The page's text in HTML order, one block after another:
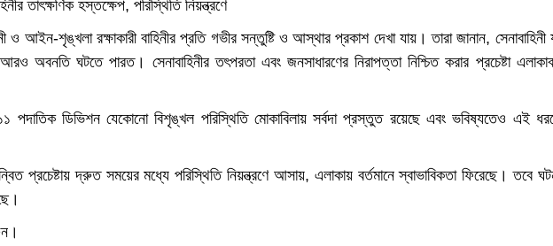
ও আইন-শৃঙ্খলা রক্ষাকারী বাহিনীর প্রতি গভীর সন্তুষ্টি ও আস্থার প্রকাশ দেখা যায়। তারা জানান, সেনাবাহিনী
অবনতি ঘটতে পারত। সেনাবাহিনীর তৎপরতা এবং জনসাধারণের নিরাপত্তা নিশ্চিত করার প্রচেষ্টা
পদাতিক ডিভিশন যেকোনো বিশৃঙ্খল পরিস্থিতি মোকাবিলায় সর্বদা প্রস্তুত রয়েছে এবং ভবিষ্যতেও এই
প্রচেষ্টায় দ্রুত সময়ের মধ্যে পরিস্থিতি নিয়ন্ত্রণে আসায়, এলাকায় বর্তমানে স্বাভাবিকতা ফিরেছে। তবে